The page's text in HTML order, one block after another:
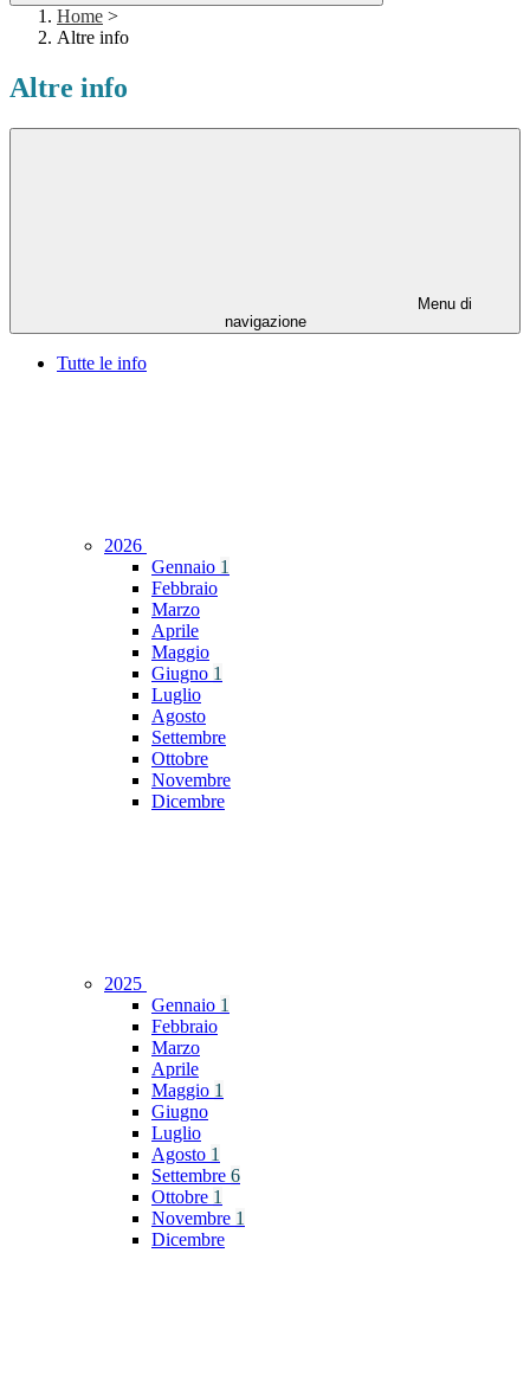
Home >
Altre info
Altre info
Menu di
navigazione
Tutte le info
2026
Gennaio 1
Febbraio
Marzo
Aprile
Maggio
Giugno 1
Luglio
Agosto
Settembre
Ottobre
Novembre
Dicembre
2025
Gennaio 1
Febbraio
Marzo
Aprile
Maggio 1
Giugno
Luglio
Agosto 1
Settembre 6
Ottobre 1
Novembre 1
Dicembre